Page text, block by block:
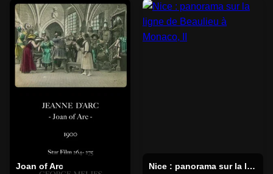
Joan of Arc Nice : panorama sur la ligne de Beaulieu à Monaco, II